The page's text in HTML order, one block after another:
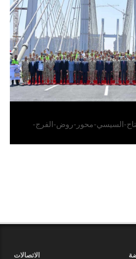
السيسي يفتتح محور روض الفرج
وكوبري تحيا مصر
السيسي-محور-روض-الفرج-
الاتصالات